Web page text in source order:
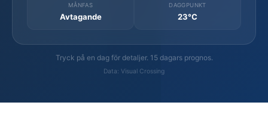
MÅNFAS
Avtagande
DAGGPUNKT
23°C
Tryck på en dag för detaljer. 15 dagars prognos.
Data: Visual Crossing